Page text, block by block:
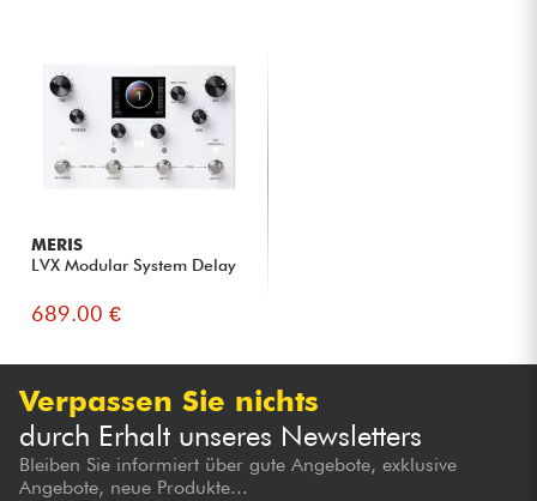
MERIS
LVX Modular System Delay
689.00 €
Verpassen Sie nichts
durch Erhalt unseres Newsletters
Bleiben Sie informiert über gute Angebote, exklusive
Angebote, neue Produkte...